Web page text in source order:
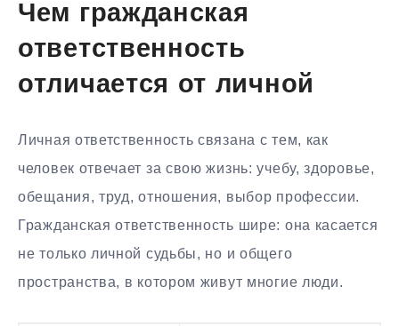
Чем гражданская
ответственность
отличается от личной
Личная ответственность связана с тем, как
человек отвечает за свою жизнь: учебу, здоровье,
обещания, труд, отношения, выбор профессии.
Гражданская ответственность шире: она касается
не только личной судьбы, но и общего
пространства, в котором живут многие люди.